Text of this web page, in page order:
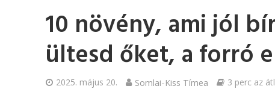
10 növény, ami jól
ültesd őket, a forró
2025. május 20. Somlai-Kiss Tímea 3 perc az